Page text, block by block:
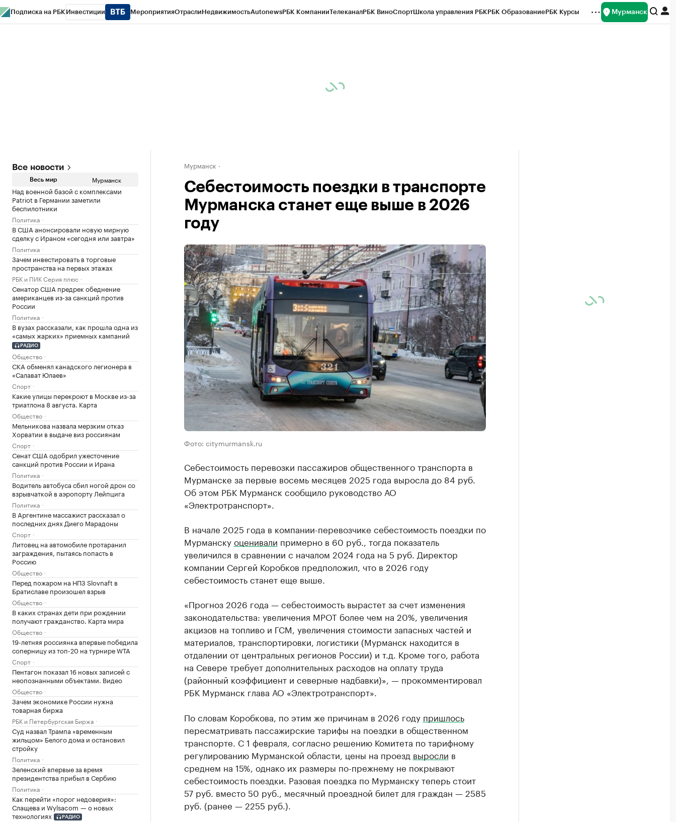
Подписка на РБК Инвестиции МероприятияОтраслиНедвижимостьAutonewsРБК КомпанииТелеканалРБК ВиноСпортШкола управления РБКРБК ОбразованиеРБК Курсы Мурманск
Все новости
Весь мир Мурманск
Над военной базой с комплексами
Patriot в Германии заметили
беспилотники
Политика
В США анонсировали новую мирную
сделку с Ираном «сегодня или завтра»
Политика
Зачем инвестировать в торговые
пространства на первых этажах
РБК и ПИК Серия плюс
Сенатор США предрек обеднение
американцев из-за санкций против
России
Политика
В вузах рассказали, как прошла одна из
«самых жарких» приемных кампаний
РАДИО
Общество
СКА обменял канадского легионера в
«Салават Юлаев»
Спорт
Какие улицы перекроют в Москве из-за
триатлона 8 августа. Карта
Общество
Мельникова назвала мерзким отказ
Хорватии в выдаче виз россиянам
Спорт
Сенат США одобрил ужесточение
санкций против России и Ирана
Политика
Водитель автобуса сбил ногой дрон со
взрывчаткой в аэропорту Лейпцига
Политика
В Аргентине массажист рассказал о
последних днях Диего Марадоны
Спорт
Литовец на автомобиле протаранил
заграждения, пытаясь попасть в
Россию
Общество
Перед пожаром на НПЗ Slovnaft в
Братиславе произошел взрыв
Общество
В каких странах дети при рождении
получают гражданство. Карта мира
Общество
19-летняя россиянка впервые победила
соперницу из топ-20 на турнире WTA
Спорт
Пентагон показал 16 новых записей с
неопознанными объектами. Видео
Общество
Зачем экономике России нужна
товарная биржа
РБК и Петербургская Биржа
Суд назвал Трампа «временным
жильцом» Белого дома и остановил
стройку
Политика
Зеленский впервые за время
президентства прибыл в Сербию
Политика
Как перейти «порог недоверия»:
Слащева и Wylsacom — о новых
технологиях
РАДИО
Мурманск
Себестоимость поездки в транспорте
Мурманска станет еще выше в 2026
году
Фото: citymurmansk.ru
Себестоимость перевозки пассажиров общественного транспорта в
Мурманске за первые восемь месяцев 2025 года выросла до 84 руб.
Об этом РБК Мурманск сообщило руководство АО
«Электротранспорт».
В начале 2025 года в компании-перевозчике себестоимость поездки по
Мурманскуоценивали примерно в 60 руб., тогда показатель
увеличился в сравнении с началом 2024 года на 5 руб. Директор
компании Сергей Коробков предположил, что в 2026 году
себестоимость станет еще выше.
«Прогноз 2026 года — себестоимость вырастет за счет изменения
законодательства: увеличения МРОТ более чем на 20%, увеличения
акцизов на топливо и ГСМ, увеличения стоимости запасных частей и
материалов, транспортировки, логистики (Мурманск находится в
отдалении от центральных регионов России) и т.д. Кроме того, работа
на Севере требует дополнительных расходов на оплату труда
(районный коэффициент и северные надбавки)», — прокомментировал
РБК Мурманск глава АО «Электротранспорт».
По словам Коробкова, по этим же причинам в 2026 году пришлось
пересматривать пассажирские тарифы на поездки в общественном
транспорте. С 1 февраля, согласно решению Комитета по тарифному
регулированию Мурманской области, цены на проезд выросли в
среднем на 15%, однако их размеры по-прежнему не покрывают
себестоимость поездки. Разовая поездка по Мурманску теперь стоит
57 руб. вместо 50 руб., месячный проездной билет для граждан — 2585
руб. (ранее — 2255 руб.).